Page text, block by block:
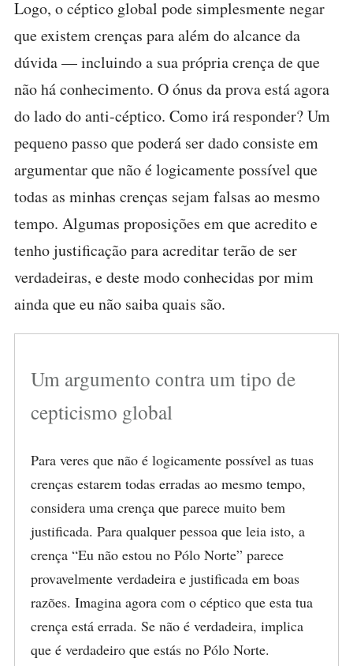
Logo, o céptico global pode simplesmente negar
que existem crenças para além do alcance da
dúvida — incluindo a sua própria crença de que
não há conhecimento. O ónus da prova está agora
do lado do anti-céptico. Como irá responder? Um
pequeno passo que poderá ser dado consiste em
argumentar que não é logicamente possível que
todas as minhas crenças sejam falsas ao mesmo
tempo. Algumas proposições em que acredito e
tenho justificação para acreditar terão de ser
verdadeiras, e deste modo conhecidas por mim
ainda que eu não saiba quais são.
Um argumento contra um tipo de
cepticismo global
Para veres que não é logicamente possível as tuas
crenças estarem todas erradas ao mesmo tempo,
considera uma crença que parece muito bem
justificada. Para qualquer pessoa que leia isto, a
crença “Eu não estou no Pólo Norte” parece
provavelmente verdadeira e justificada em boas
razões. Imagina agora com o céptico que esta tua
crença está errada. Se não é verdadeira, implica
que é verdadeiro que estás no Pólo Norte.